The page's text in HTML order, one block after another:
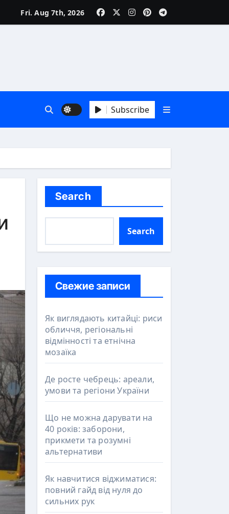
Fri. Aug 7th, 2026
Subscribe
Search
Search
Свежие записи
Як виглядають китайці: риси
обличчя, регіональні
відмінності та етнічна
мозаїка
Де росте чебрець: ареали,
умови та регіони України
Що не можна дарувати на
40 років: заборони,
прикмети та розумні
альтернативи
Як навчитися віджиматися:
повний гайд від нуля до
сильних рук